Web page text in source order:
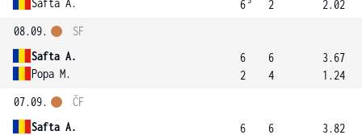
6
2
2.02
08.09.
Safta A.
Popa M.
SF
6
2
6
4
3.67
1.24
07.09.
Safta A.
ČF
6
6
3.82